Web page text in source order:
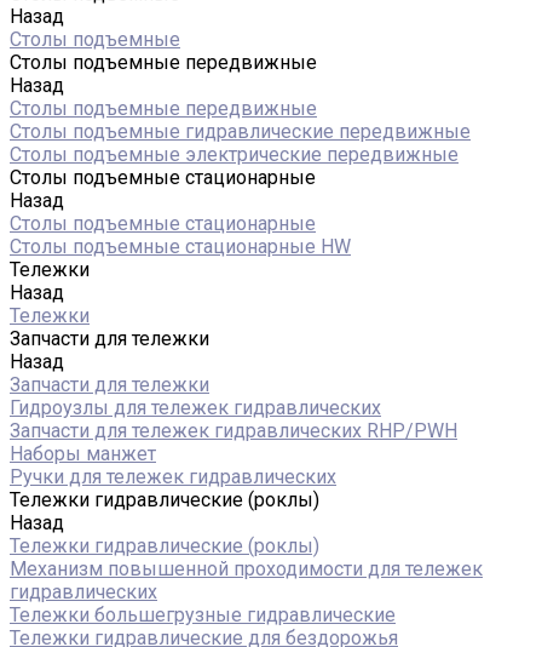
Назад
Столы подъемные
Столы подъемные передвижные
Назад
Столы подъемные передвижные
Столы подъемные гидравлические передвижные
Столы подъемные электрические передвижные
Столы подъемные стационарные
Назад
Столы подъемные стационарные
Столы подъемные стационарные HW
Тележки
Назад
Тележки
Запчасти для тележки
Назад
Запчасти для тележки
Гидроузлы для тележек гидравлических
Запчасти для тележек гидравлических RHP/PWH
Наборы манжет
Ручки для тележек гидравлических
Тележки гидравлические (роклы)
Назад
Тележки гидравлические (роклы)
Механизм повышенной проходимости для тележек
гидравлических
Тележки большегрузные гидравлические
Тележки гидравлические для бездорожья